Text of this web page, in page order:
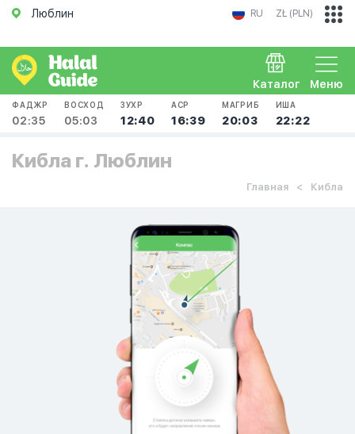
Люблин RU ZŁ (PLN)
Меню
Каталог
ФАДЖР
02:35
ВОСХОД
05:03
ЗУХР
12:40
АСР
16:39
МАГРИБ
20:03
ИША
22:22
Кибла г. Люблин
Главная Кибла